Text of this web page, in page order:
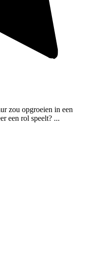
zou opgroeien in een
een rol speelt? ...